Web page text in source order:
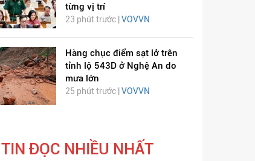
từng vị trí
23 phút trước | VOVVN
Hàng chục điểm sạt lở trên
tỉnh lộ 543D ở Nghệ An do
mưa lớn
25 phút trước | VOVVN
TIN ĐỌC NHIỀU NHẤT